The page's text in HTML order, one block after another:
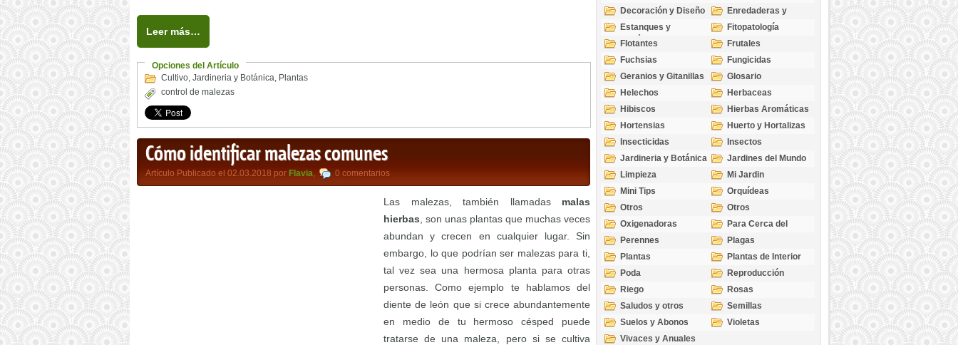
Leer más…
Opciones del Artículo
Cultivo, Jardineria y Botánica, Plantas
control de malezas
Cómo identificar malezas comunes
Artículo Publicado el 02.03.2018 por Flavia, 0 comentarios
Las malezas, también llamadas malas
hierbas , son unas plantas que muchas veces
abundan y crecen en cualquier lugar. Sin
embargo, lo que podrían ser malezas para ti,
tal vez sea una hermosa planta para otras
personas. Como ejemplo te hablamos del
diente de león que si crece abundantemente
en medio de tu hermoso césped puede
tratarse de una maleza, pero si se cultiva
Palustres
Decoración y Diseño
Enredaderas y
cubresuelos
Estanques y
Acuáticas
Fitopatología
Flotantes
Frutales
Fuchsias
Fungicidas
Geranios y Gitanillas
Glosario
Helechos
Herbaceas
Hibiscos
Hierbas Aromáticas
Hortensias
Huerto y Hortalizas
Insecticidas
Insectos
Jardineria y Botánica
Jardines del Mundo
Limpieza
Mi Jardin
Mini Tips
Orquídeas
Otros
Otros
Oxigenadoras
Para Cerca del
Estanque
Perennes
Plagas
Plantas
Plantas de Interior
Poda
Reproducción
Riego
Rosas
Saludos y otros
temas
Semillas
Suelos y Abonos
Violetas
Vivaces y Anuales